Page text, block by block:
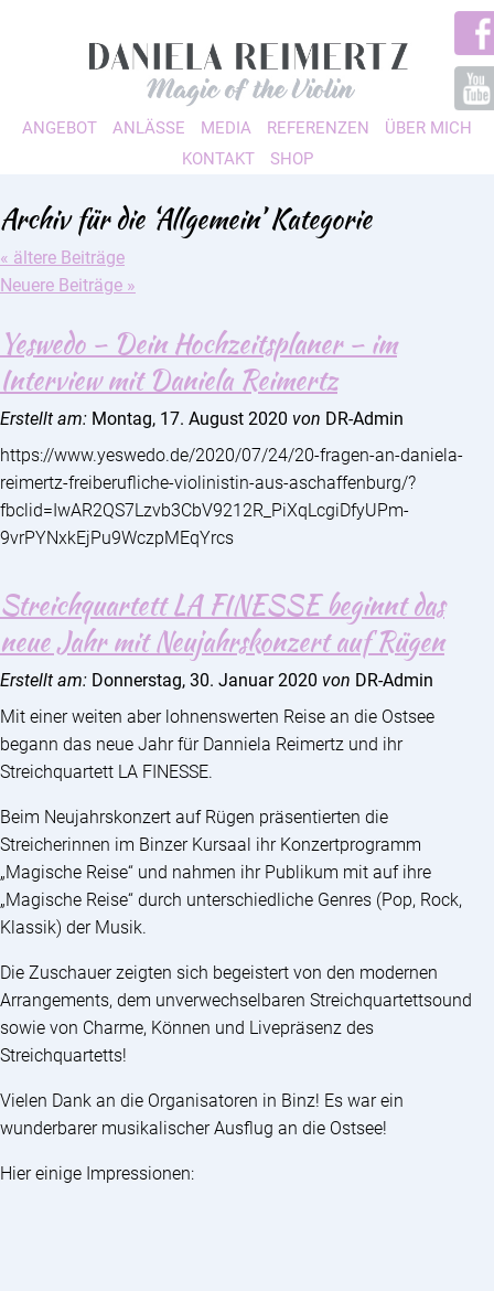
ANGEBOT ANLÄSSE MEDIA REFERENZEN
ÜBER MICH
KONTAKT
SHOP
Archiv für die ‘Allgemein’ Kategorie
« ältere Beiträge
Neuere Beiträge »
Yeswedo – Dein Hochzeitsplaner – im
Interview mit Daniela Reimertz
Erstellt am: Montag, 17. August 2020 von DR-Admin
https://www.yeswedo.de/2020/07/24/20-fragen-an-daniela-
reimertz-freiberufliche-violinistin-aus-aschaffenburg/?
fbclid=IwAR2QS7Lzvb3CbV9212R_PiXqLcgiDfyUPm-
9vrPYNxkEjPu9WczpMEqYrcs
Streichquartett LA FINESSE beginnt das
neue Jahr mit Neujahrskonzert auf Rügen
Erstellt am: Donnerstag, 30. Januar 2020 von DR-Admin
Mit einer weiten aber lohnenswerten Reise an die Ostsee
begann das neue Jahr für Danniela Reimertz und ihr
Streichquartett LA FINESSE.
Beim Neujahrskonzert auf Rügen präsentierten die
Streicherinnen im Binzer Kursaal ihr Konzertprogramm
„Magische Reise“ und nahmen ihr Publikum mit auf ihre
„Magische Reise“ durch unterschiedliche Genres (Pop, Rock,
Klassik) der Musik.
Die Zuschauer zeigten sich begeistert von den modernen
Arrangements, dem unverwechselbaren Streichquartettsound
sowie von Charme, Können und Livepräsenz des
Streichquartetts!
Vielen Dank an die Organisatoren in Binz! Es war ein
wunderbarer musikalischer Ausflug an die Ostsee!
Hier einige Impressionen: